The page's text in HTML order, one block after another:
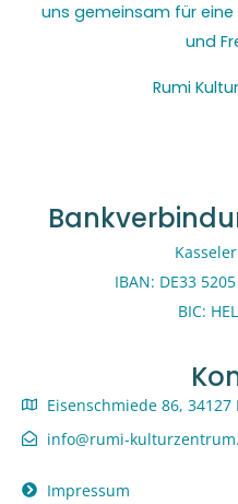
uns gemeinsam für
und
Rumi
IBAN: DE33
BIC:
Eisenschmiede 86, 34127
info@rumi-
Impressum